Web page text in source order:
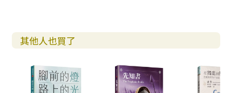
傳道書導論問題與討論 345
第八章 傳道書內容主題介紹 347
1.傳道書的標題1:1 348
2.序言1:2–18反思天下無新鮮事，事情不斷重複 349
其他人也買了